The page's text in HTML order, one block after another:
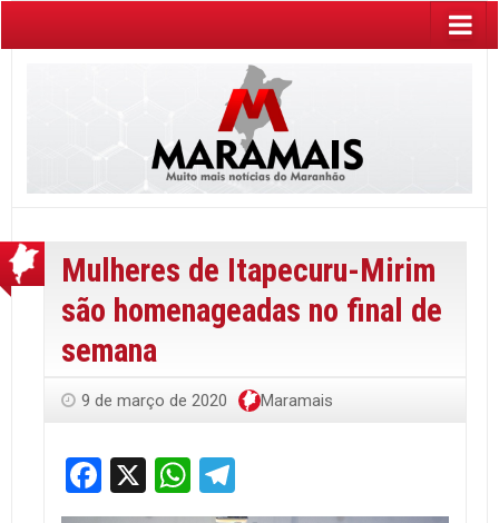
Mulheres de Itapecuru-Mirim
são homenageadas no final de
semana
9 de março de 2020 Maramais
Facebook
X WhatsApp